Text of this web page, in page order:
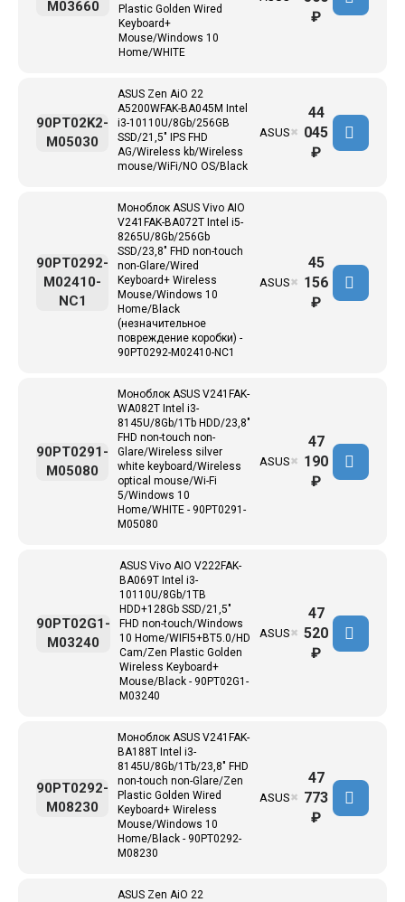
Plastic Golden Wired
Keyboard+
Mouse/Windows 10
Home/WHITE
M03660
₽
ASUS Zen AiO 22
A5200WFAK-BA045M Intel
i3-10110U/8Gb/256GB
SSD/21,5" IPS FHD
AG/Wireless kb/Wireless
mouse/WiFi/NO OS/Black
ASUS
90PT02K2-
M05030
✖
44
045
₽
Моноблок ASUS Vivo AIO
V241FAK-BA072T Intel i5-
8265U/8Gb/256Gb
SSD/23,8" FHD non-touch
non-Glare/Wired
Keyboard+ Wireless
Mouse/Windows 10
Home/Black
(незначительное
повреждение коробки) -
90PT0292-M02410-NC1
ASUS
90PT0292-
M02410-
NC1
✖
45
156
₽
Моноблок ASUS V241FAK-
WA082T Intel i3-
8145U/8Gb/1Tb HDD/23,8"
FHD non-touch non-
Glare/Wireless silver
white keyboard/Wireless
optical mouse/Wi-Fi
5/Windows 10
Home/WHITE - 90PT0291-
M05080
ASUS
90PT0291-
M05080
✖
47
190
₽
ASUS Vivo AIO V222FAK-
BA069T Intel i3-
10110U/8Gb/1TB
HDD+128Gb SSD/21,5"
FHD non-touch/Windows
10 Home/WIFI5+BT5.0/HD
Cam/Zen Plastic Golden
Wireless Keyboard+
Mouse/Black - 90PT02G1-
M03240
ASUS
90PT02G1-
M03240
✖
47
520
₽
Моноблок ASUS V241FAK-
BA188T Intel i3-
8145U/8Gb/1Tb/23,8" FHD
non-touch non-Glare/Zen
Plastic Golden Wired
Keyboard+ Wireless
Mouse/Windows 10
Home/Black - 90PT0292-
M08230
ASUS
90PT0292-
M08230
✖
47
773
₽
ASUS Zen AiO 22